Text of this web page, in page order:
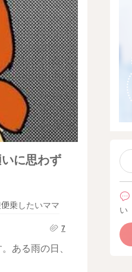
に思わず
乗したいママ
7
ある雨の日、
い